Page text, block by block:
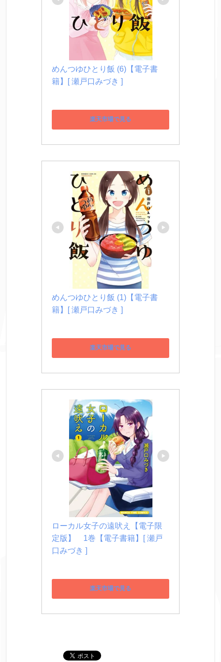
めんつゆひとり飯 (6)【電子書
籍】[ 瀬戸口みづき ]
楽天市場で見る
めんつゆひとり飯 (1)【電子書
籍】[ 瀬戸口みづき ]
楽天市場で見る
ローカル女子の遠吠え【電子限
定版】　1巻【電子書籍】[ 瀬戸
口みづき ]
楽天市場で見る